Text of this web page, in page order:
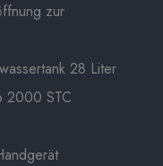
zur
28 Liter
2000 STC